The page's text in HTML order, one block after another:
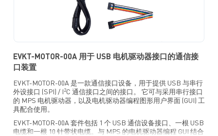
EVKT-MOTOR-00A 用于 USB 电机驱动器接口的通信接
口装置
EVKT-MOTOR-00A 是一款通信接口设备，用于提供 USB 与串行
外设接口 (SPI) / I
2C 通信接口之间的接口。 它可与采用串行接口
的 MPS 电机驱动器，以及电机驱动器编程图形用户界面 (GUI) 工
具配合使用。
EVKT-MOTOR-00A 套件包括 1 个 USB 通信设备接口、一根 USB
电缆和一根 10 针带状电缆。与 MPS 的电机驱动器编程 GUI 结合